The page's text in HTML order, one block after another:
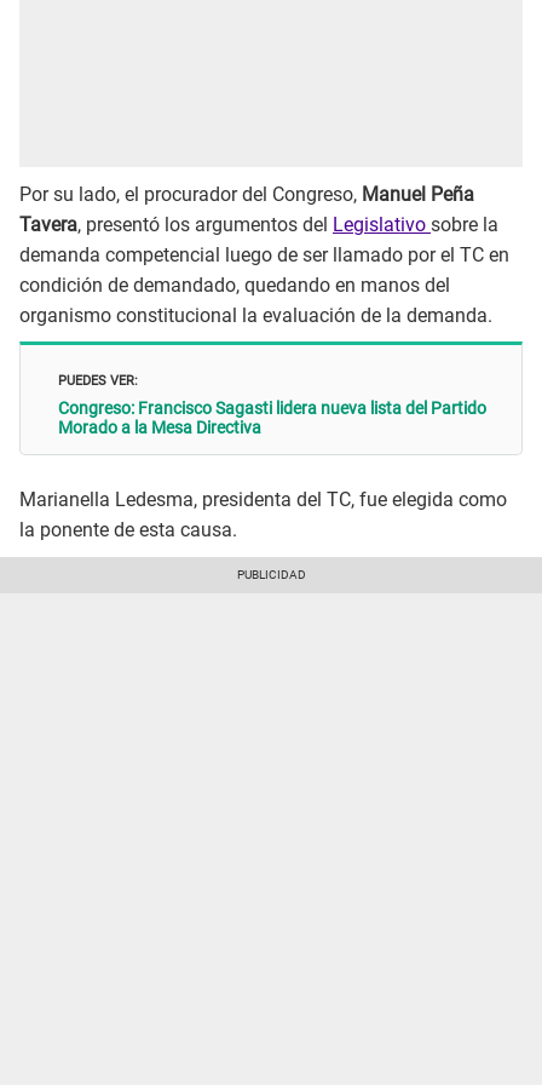
Por su lado, el procurador del Congreso, Manuel Peña
Tavera, presentó los argumentos del Legislativo sobre la
demanda competencial luego de ser llamado por el TC en
condición de demandado, quedando en manos del
organismo constitucional la evaluación de la demanda.
PUEDES VER:
Congreso: Francisco Sagasti lidera nueva lista del Partido
Morado a la Mesa Directiva
Marianella Ledesma, presidenta del TC, fue elegida como
la ponente de esta causa.